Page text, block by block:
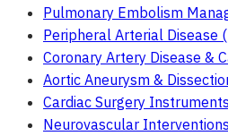
Pulmonary Embolism
Peripheral Arterial Disease
Coronary Artery Disease &
Aortic Aneurysm &
Cardiac Surgery Instruments
Neurovascular Interventions